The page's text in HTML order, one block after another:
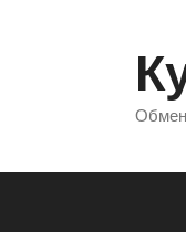
Обмен